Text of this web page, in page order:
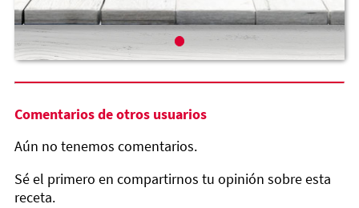
Comentarios de otros usuarios
Aún no tenemos comentarios.
Sé el primero en compartirnos tu opinión sobre esta
receta.